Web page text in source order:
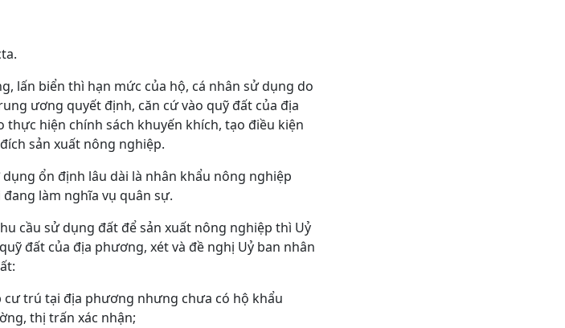
lấn biển thì hạn mức của hộ, cá nhân sử dụng do
ương quyết định, căn cứ vào quỹ đất của địa
hiện chính sách khuyến khích, tạo điều kiện
sản xuất nông nghiệp.
ổn định lâu dài là nhân khẩu nông nghiệp
làm nghĩa vụ quân sự.
cầu sử dụng đất để sản xuất nông nghiệp thì Uỷ
đất của địa phương, xét và đề nghị Uỷ ban nhân
trú tại địa phương nhưng chưa có hộ khẩu
thị trấn xác nhận;